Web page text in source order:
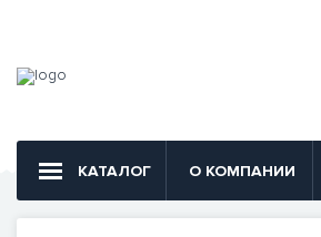
КАТАЛОГ О КОМПАНИИ